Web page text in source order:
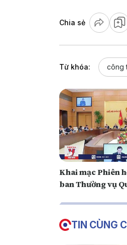
Chia sẻ
Từ khóa: công
Khai mạc Phiên
ban Thường vụ
TIN CÙNG